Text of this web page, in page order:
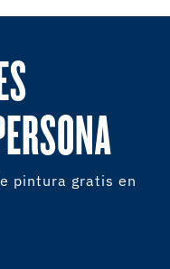
pintura gratis en